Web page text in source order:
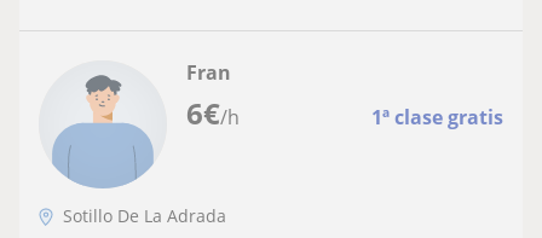
6€/h 1ª clase gratis
Fran
Sotillo De La Adrada